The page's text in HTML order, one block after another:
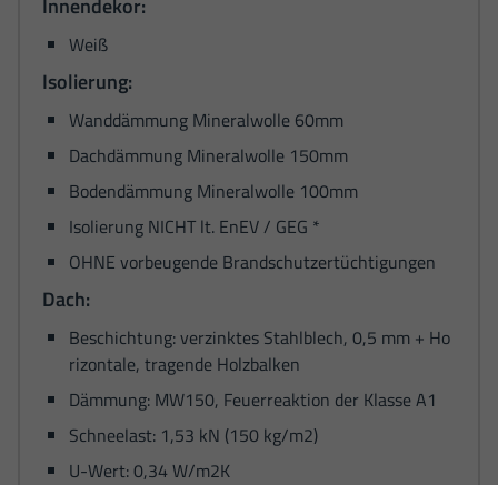
Weiß
Isolierung:
Wanddämmung Mineralwolle 60mm
Dachdämmung Mineralwolle 150mm
Bodendämmung Mineralwolle 100mm
Isolierung NICHT lt. EnEV / GEG *
OHNE vorbeugende Brandschutzertüchtigungen
Dach:
Beschichtung: verzinktes Stahlblech, 0,5 mm + Ho
rizontale, tragende Holzbalken
Dämmung: MW150, Feuerreaktion der Klasse A1
Schneelast: 1,53 kN (150 kg/m2)
U-Wert: 0,34 W/m2K